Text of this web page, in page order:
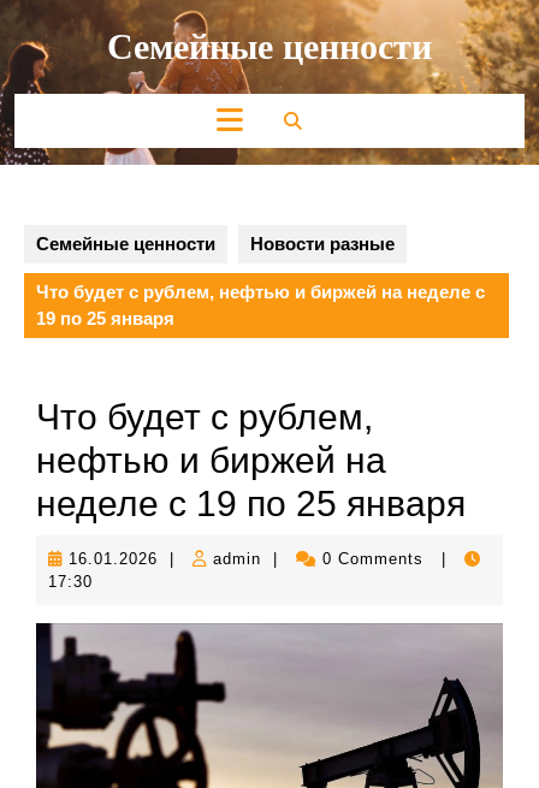
Перейти
содержимому Семейные ценности
Кнопка
Открыть
Семейные ценности Новости разные
Что будет с рублем, нефтью и биржей на неделе с
19 по 25 января
Что будет с рублем,
нефтью и биржей на
неделе с 19 по 25 января
16.01.2026 16.01.2026
admin admin 0 Comments
17:30